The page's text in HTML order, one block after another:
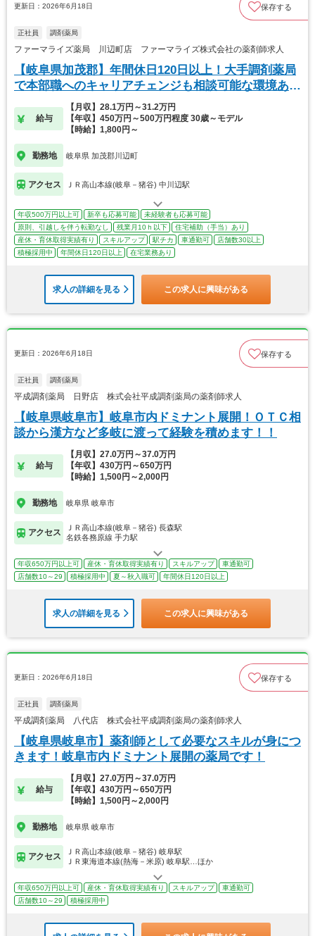
更新日：2026年6月18日 保存する
正社員 調剤薬局
ファーマライズ薬局 川辺町店 ファーマライズ株式会社の薬剤師求人
【岐阜県加茂郡】年間休日120日以上！大手調剤薬局
で本部職へのキャリアチェンジも相談可能な環境あ
給与
【月収】28.1万円～31.2万円
【年収】450万円～500万円程度 30歳～モデル
【時給】1,800円～
勤務地 岐阜県 加茂郡川辺町
アクセス ＪＲ高山本線(岐阜－猪谷) 中川辺駅
年収500万円以上可 新卒も応募可能
未経験者も応募可能
原則、引越しを伴う転勤なし
残業月10ｈ以下
住宅補助（手当）あり
産休・育休取得実績有り
スキルアップ 駅チカ 車通勤可
店舗数30以上
積極採用中
年間休日120日以上 在宅業務あり
求人の詳細を見る この求人に興味がある
更新日：2026年6月18日 保存する
正社員 調剤薬局
平成調剤薬局 日野店 株式会社平成調剤薬局の薬剤師求人
【岐阜県岐阜市】岐阜市内ドミナント展開！ＯＴＣ相
談から漢方など多岐に渡って経験を積めます！！
給与
【月収】27.0万円～37.0万円
【年収】430万円～650万円
【時給】1,500円～2,000円
勤務地 岐阜県 岐阜市
アクセス
ＪＲ高山本線(岐阜－猪谷) 長森駅
名鉄各務原線 手力駅
年収650万円以上可 産休・育休取得実績有り スキルアップ
車通勤可
店舗数10～29
積極採用中 夏～秋入職可 年間休日120日以上
求人の詳細を見る この求人に興味がある
更新日：2026年6月18日 保存する
正社員 調剤薬局
平成調剤薬局 八代店 株式会社平成調剤薬局の薬剤師求人
【岐阜県岐阜市】薬剤師として必要なスキルが身につ
きます！岐阜市内ドミナント展開の薬局です！
給与
【月収】27.0万円～37.0万円
【年収】430万円～650万円
【時給】1,500円～2,000円
勤務地 岐阜県 岐阜市
アクセス
ＪＲ高山本線(岐阜－猪谷) 岐阜駅
ＪＲ東海道本線(熱海－米原) 岐阜駅…ほか
年収650万円以上可 産休・育休取得実績有り スキルアップ
車通勤可
店舗数10～29
積極採用中